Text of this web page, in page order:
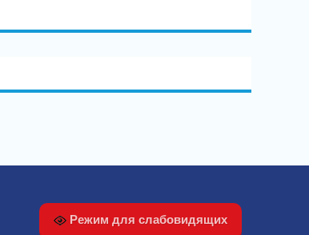
Режим для слабовидящих